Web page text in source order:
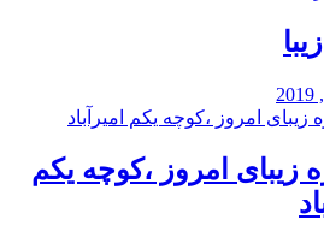
زیبای امروز ،کوچه یکم